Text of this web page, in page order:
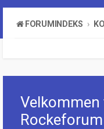
FORUMINDEKS
Velkommen
Rockeforum